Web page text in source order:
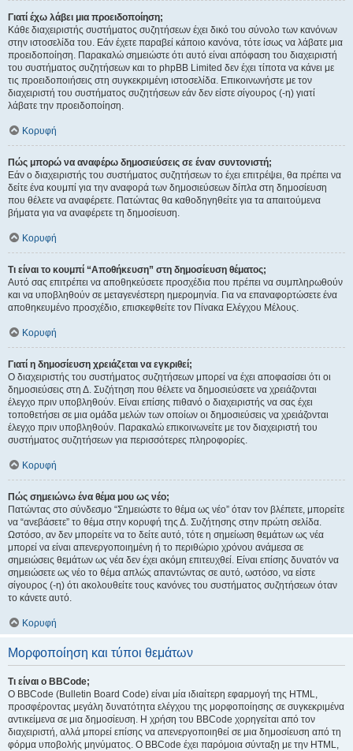
Γιατί έχω λάβει μια προειδοποίηση;
Κάθε διαχειριστής συστήματος συζητήσεων έχει δικό του σύνολο των κανόνων
στην ιστοσελίδα του. Εάν έχετε παραβεί κάποιο κανόνα, τότε ίσως να λάβατε μια
προειδοποίηση. Παρακαλώ σημειώστε ότι αυτό είναι απόφαση του διαχειριστή
του συστήματος συζητήσεων και το phpBB Limited δεν έχει τίποτα να κάνει με
τις προειδοποιήσεις στη συγκεκριμένη ιστοσελίδα. Επικοινωνήστε με τον
διαχειριστή του συστήματος συζητήσεων εάν δεν είστε σίγουρος (-η) γιατί
λάβατε την προειδοποίηση.
Κορυφή
Πώς μπορώ να αναφέρω δημοσιεύσεις σε έναν συντονιστή;
Εάν ο διαχειριστής του συστήματος συζητήσεων το έχει επιτρέψει, θα πρέπει να
δείτε ένα κουμπί για την αναφορά των δημοσιεύσεων δίπλα στη δημοσίευση
που θέλετε να αναφέρετε. Πατώντας θα καθοδηγηθείτε για τα απαιτούμενα
βήματα για να αναφέρετε τη δημοσίευση.
Κορυφή
Τι είναι το κουμπί “Αποθήκευση” στη δημοσίευση θέματος;
Αυτό σας επιτρέπει να αποθηκεύσετε προσχέδια που πρέπει να συμπληρωθούν
και να υποβληθούν σε μεταγενέστερη ημερομηνία. Για να επαναφορτώσετε ένα
αποθηκευμένο προσχέδιο, επισκεφθείτε τον Πίνακα Ελέγχου Μέλους.
Κορυφή
Γιατί η δημοσίευση χρειάζεται να εγκριθεί;
Ο διαχειριστής του συστήματος συζητήσεων μπορεί να έχει αποφασίσει ότι οι
δημοσιεύσεις στη Δ. Συζήτηση που θέλετε να δημοσιεύσετε να χρειάζονται
έλεγχο πριν υποβληθούν. Είναι επίσης πιθανό ο διαχειριστής να σας έχει
τοποθετήσει σε μια ομάδα μελών των οποίων οι δημοσιεύσεις να χρειάζονται
έλεγχο πριν υποβληθούν. Παρακαλώ επικοινωνείτε με τον διαχειριστή του
συστήματος συζητήσεων για περισσότερες πληροφορίες.
Κορυφή
Πώς σημειώνω ένα θέμα μου ως νέο;
Πατώντας στο σύνδεσμο “Σημειώστε το θέμα ως νέο” όταν τον βλέπετε, μπορείτε
να “ανεβάσετε” το θέμα στην κορυφή της Δ. Συζήτησης στην πρώτη σελίδα.
Ωστόσο, αν δεν μπορείτε να το δείτε αυτό, τότε η σημείωση θεμάτων ως νέα
μπορεί να είναι απενεργοποιημένη ή το περιθώριο χρόνου ανάμεσα σε
σημειώσεις θεμάτων ως νέα δεν έχει ακόμη επιτευχθεί. Είναι επίσης δυνατόν να
σημειώσετε ως νέο το θέμα απλώς απαντώντας σε αυτό, ωστόσο, να είστε
σίγουρος (-η) ότι ακολουθείτε τους κανόνες του συστήματος συζητήσεων όταν
το κάνετε αυτό.
Κορυφή
Μορφοποίηση και τύποι θεμάτων
Τι είναι ο BBCode;
Ο BBCode (Bulletin Board Code) είναι μία ιδιαίτερη εφαρμογή της HTML,
προσφέροντας μεγάλη δυνατότητα ελέγχου της μορφοποίησης σε συγκεκριμένα
αντικείμενα σε μια δημοσίευση. Η χρήση του BBCode χορηγείται από τον
διαχειριστή, αλλά μπορεί επίσης να απενεργοποιηθεί σε μια δημοσίευση από τη
φόρμα υποβολής μηνύματος. Ο BBCode έχει παρόμοια σύνταξη με την HTML,